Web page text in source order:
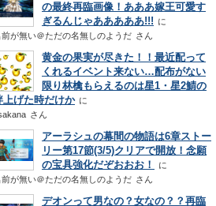
の最終再臨画像！あああ嫁王可愛す
ぎるんじゃあああああ!!!
前が無い＠ただの名無しのようだ さん
黄金の果実が尽きた！！最近配って
くれるイベント来ない…配布がない
限り林檎もらえるのは星1・星2鯖の
上げた時だけか
さん
アーラシュの幕間の物語は6章ストー
リー第17節(3/5)クリアで開放！念願
の宝具強化だぞおおお！
前が無い＠ただの名無しのようだ さん
デオンって男なの？女なの？？再臨